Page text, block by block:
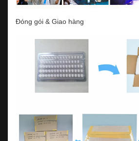
Đóng gói & Giao hàng